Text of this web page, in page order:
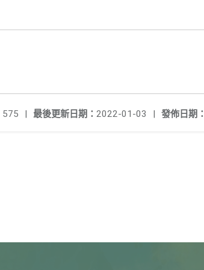
發佈日期：
最後更新日期： 2022-01-03 |
575 |